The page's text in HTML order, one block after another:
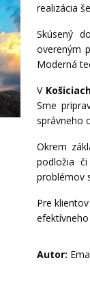
realizácia
Skúsený
overeným
Moderná
V
Sme
správneho
Okrem
podložia
problémov
Pre
Autor: